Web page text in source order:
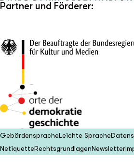
Partner und Förderer:
GebärdenspracheLeichte Sprache
NetiquetteRechtsgrundlagenNewsletter